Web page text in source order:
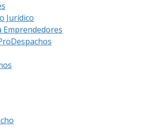
Jurídico
Emprendedores